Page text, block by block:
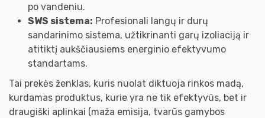
po vandeniu.
SWS sistema: Profesionali langų ir durų
sandarinimo sistema, užtikrinanti garų izoliaciją ir
atitiktį aukščiausiems energinio efektyvumo
standartams.
Tai prekės ženklas, kuris nuolat diktuoja rinkos madą,
kurdamas produktus, kurie yra ne tik efektyvūs, bet ir
draugiški aplinkai (maža emisija, tvarūs gamybos